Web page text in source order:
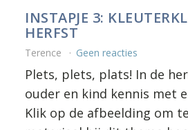
INSTAPJE 3:
HERFST
Terence Geen reacties
Plets, plets, plats! In de
ouder en kind kennis met
Klik op de afbeelding om